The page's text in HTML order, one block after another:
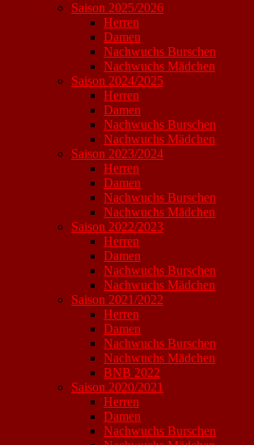
Saison 2025/2026
Herren
Damen
Nachwuchs Burschen
Nachwuchs Mädchen
Saison 2024/2025
Herren
Damen
Nachwuchs Burschen
Nachwuchs Mädchen
Saison 2023/2024
Herren
Damen
Nachwuchs Burschen
Nachwuchs Mädchen
Saison 2022/2023
Herren
Damen
Nachwuchs Burschen
Nachwuchs Mädchen
Saison 2021/2022
Herren
Damen
Nachwuchs Burschen
Nachwuchs Mädchen
BNB 2022
Saison 2020/2021
Herren
Damen
Nachwuchs Burschen